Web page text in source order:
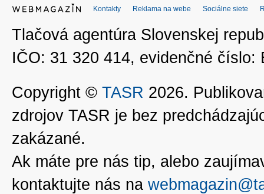
Kontakty Reklama na webe Sociálne siete
Tlačová agentúra Slovenskej
IČO: 31 320 414, evidenčné číslo:
Copyright © TASR 2026.
zdrojov TASR je bez
zakázané.
Ak máte pre nás tip, alebo
kontaktujte nás na